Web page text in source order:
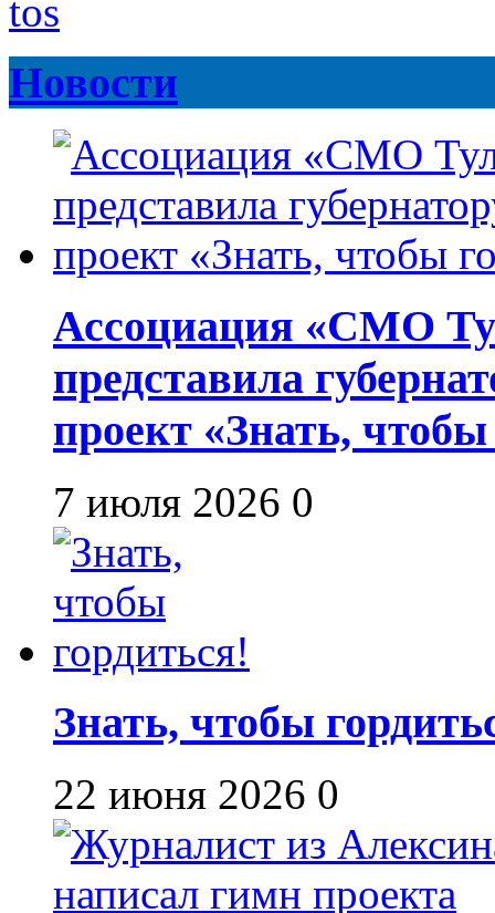
Новости
Ассоциация «СМО
представила
проект «Знать,
7 июля 2026 0
Знать, чтобы
22 июня 2026 0